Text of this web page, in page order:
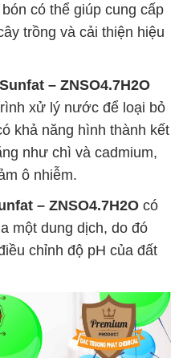
có thể giúp cung cấp
trồng và cải thiện hiệu
– ZNSO4.7H2O
xử lý nước để loại bỏ
khả năng hình thành kết
như chì và cadmium,
ô nhiễm.
– ZNSO4.7H2O có
một dung dịch, do đó
chỉnh độ pH của đất